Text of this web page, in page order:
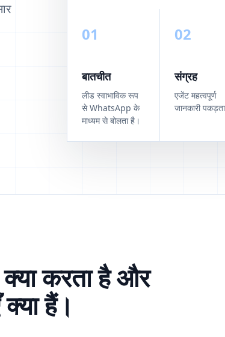
01
बातचीत
लीड स्वाभाविक रूप
से WhatsApp के
माध्यम से बोलता है।
02
संग्रह
एजेंट महत्वपूर्ण
जानकारी
करता है और
हैं।